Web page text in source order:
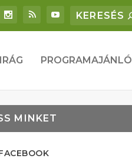
PROGRAMAJÁNLÓ
MINKET